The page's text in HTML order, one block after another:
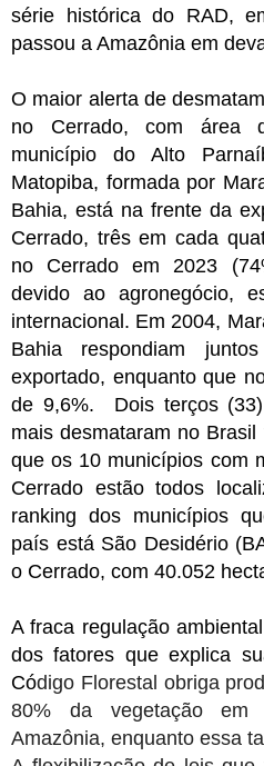
série histórica do RAD,
passou a Amazônia em
O maior alerta de
no Cerrado, com área
município do Alto
Matopiba, formada por
Bahia, está na frente da
Cerrado, três em cada
no Cerrado em 2023
devido ao agronegócio,
internacional. Em 2004,
Bahia respondiam
exportado, enquanto que
de 9,6%. Dois terços
mais desmataram no
que os 10 municípios com
Cerrado estão todos
ranking dos municípios
país está São Desidério
o Cerrado, com 40.052
A fraca regulação
dos fatores que explica
Código Florestal obriga
80% da vegetação em
Amazônia, enquanto essa